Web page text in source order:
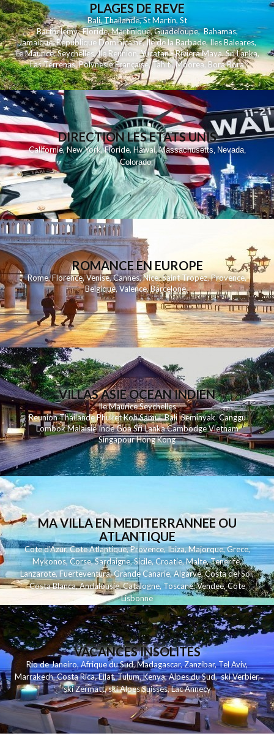
PLAGES DE REVE
Bali,Thailande,St Martin,St
Barthelemy,Floride,Martinique,Guadeloupe,Bahamas,
Jamaique,Republique Dominicaine,Ile de la Barbade,Iles Baleares,
Ile Maurice,Seychelles,Ile Reunion,Yucatan - Riviera Maya,Sri Lanka,
Las Terrenas,Polynesie Française,Tahiti,Moorea, Bora Bora
DIRECTION LES ETATS UNIS
Californie,New York,Floride,Hawai,Massachusetts, Nevada,
Colorado,
ROMANCE EN EUROPE
Rome,Florence,Venise,Cannes,Nice,Saint Tropez,Provence,
Belgique,Valence,Barcelone,
VILLAS ASIE OCEAN INDIEN
Ile MauriceSeychelles
ReunionThailandePhuketKohSamui Bali SeminyakCanggu
LombokMalaisieIndeGoaSri LankaCambodgeVietnam
SingapourHong Kong
MA VILLA EN MEDITERRANNEE OU
ATLANTIQUE
Cote d'Azur,Cote Atlantique,Provence,Ibiza,Majorque,Grece,
Mykonos,Corse,Sardaigne,Sicile,Croatie,Malte,Tenerife,
Lanzarote,Fuerteventura,Grande Canarie,Algarve,Costa del Sol,
Costa Blanca,Andalousie,Catalogne,Toscane,Vendee,Cote
Lisbonne
VACANCES INSOLITES
Rio de Janeiro,Afrique du Sud,Madagascar,Zanzibar,Tel Aviv,
Marrakech,Costa Rica,Eilat,Tulum,Kenya,Alpes du Sud,ski Verbier,
ski Zermatt,ski Alpes Suisses,Lac Annecy